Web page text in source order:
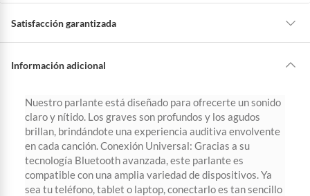
e
d
Satisfacción garantizada
hacer una devolución.
otras con restricciones y algunas que no se pueden devolver ni cambiar.
Conoce cuáles son:
Productos vendidos porFalabella, Tottus y otros vendedores tienen:
48 horas: cemento, mezclas de hormigón, morteros, yeso y otros
productos para asfalto, hormigón, albañilería.
7 días: colchones y productos de combustión.
Información adicional
Nuestro parlante está diseñado para ofrecerte un sonido
claro y nítido. Los graves son profundos y los agudos
brillan, brindándote una experiencia auditiva envolvente
en cada canción. Conexión Universal: Gracias a su
tecnología Bluetooth avanzada, este parlante es
compatible con una amplia variedad de dispositivos. Ya
sea tu teléfono, tablet o laptop, conectarlo es tan sencillo